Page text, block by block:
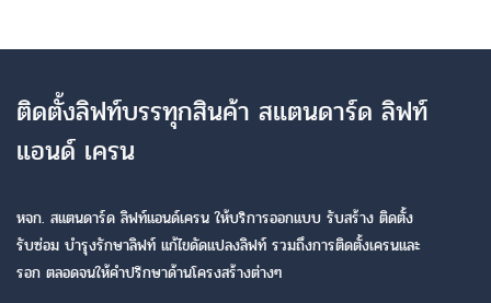
ติดตั้งลิฟท์บรรทุกสินค้า สแตนดาร์ด ลิฟท์
แอนด์ เครน
หจก. สแตนดาร์ด ลิฟท์แอนด์เครน ให้บริการออกแบบ รับสร้าง ติดตั้ง
รับซ่อม บำรุงรักษาลิฟท์ แก้ไขดัดแปลงลิฟท์ รวมถึงการติดตั้งเครนและ
รอก ตลอดจนให้คำปรึกษาด้านโครงสร้างต่างๆ